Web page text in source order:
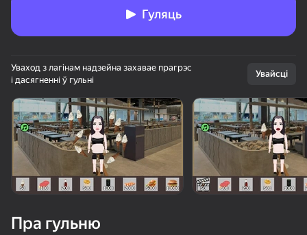
Павярніце прыладу
Гульня працуе толькі ў гарызантальнай
арыентацыі
Гуляць
Уваход з лагінам надзейна захавае прагрэс
і дасягненні ў гульні
Увайсці
Пра гульню